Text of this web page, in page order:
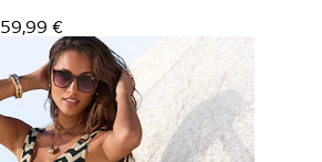
59,99 €